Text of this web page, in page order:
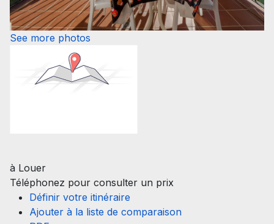
See more photos
à Louer
Téléphonez pour consulter un prix
Définir votre itinéraire
Ajouter à la liste de comparaison